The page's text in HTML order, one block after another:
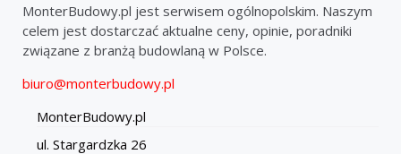
MonterBudowy.pl jest serwisem ogólnopolskim. Naszym
celem jest dostarczać aktualne ceny, opinie, poradniki
związane z branżą budowlaną w Polsce.
biuro@monterbudowy.pl
MonterBudowy.pl
ul. Stargardzka 26